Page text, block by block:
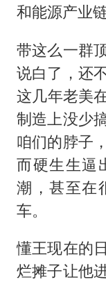
和能源产业
带这么一群
说白了，还
这几年老美
制造上没少
咱们的脖子
而硬生生逼
潮，甚至在
车。
懂王现在的
烂摊子让他